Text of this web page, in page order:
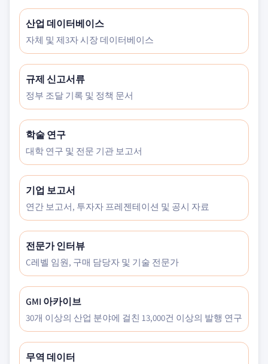
산업 데이터베이스
자체 및 제3자 시장 데이터베이스
규제 신고서류
정부 조달 기록 및 정책 문서
학술 연구
대학 연구 및 전문 기관 보고서
기업 보고서
연간 보고서, 투자자 프레젠테이션 및 공시 자료
전문가 인터뷰
C레벨 임원, 구매 담당자 및 기술 전문가
GMI 아카이브
30개 이상의 산업 분야에 걸친 13,000건 이상의 발행 연구
무역 데이터